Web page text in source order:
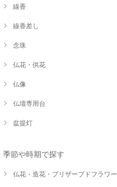
線香
線香差し
念珠
仏花・供花
仏像
仏壇専用台
盆提灯
季節や時期で探す
仏花・造花・プリザーブドフラワー